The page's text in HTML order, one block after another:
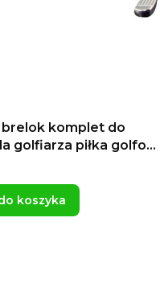
komplet do
golfiarza piłka golfowa
koszyka